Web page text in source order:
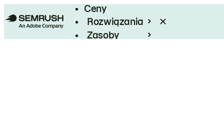
Ceny
Rozwiązania
Zasoby